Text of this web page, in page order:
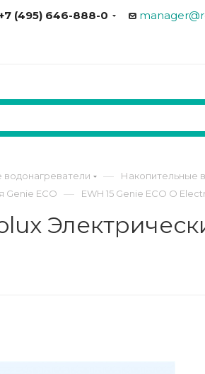
(495) 646-888-0
— Накопительные
Genie ECO — EWH 15 Genie ECO O